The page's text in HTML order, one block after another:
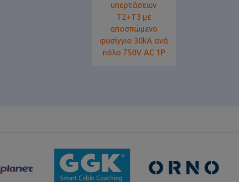
υπερτάσεων
Τ2+Τ3 με
αποσπώμενο
φυσίγγιο 30kA ανά
πόλο 750V AC 1P